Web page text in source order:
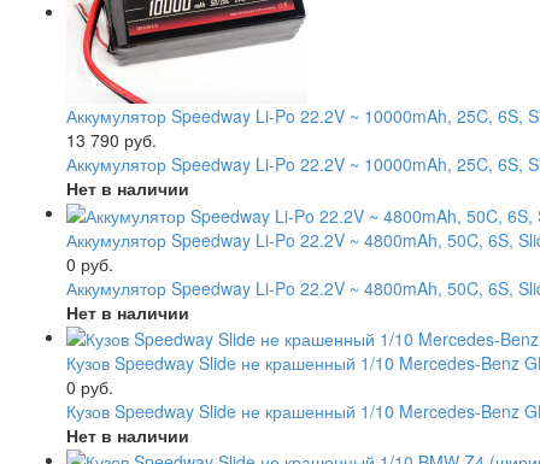
Аккумулятор Speedway Li-Po 22.2V ~ 10000mAh, 25C, 6S,
13 790 руб.
Аккумулятор Speedway Li-Po 22.2V ~ 10000mAh, 25C, 6S,
Нет в наличии
Аккумулятор Speedway Li-Po 22.2V ~ 4800mAh, 50C, 6S,
0 руб.
Аккумулятор Speedway Li-Po 22.2V ~ 4800mAh, 50C, 6S,
Нет в наличии
Кузов Speedway Slide не крашенный 1/10 Mercedes-Benz
0 руб.
Кузов Speedway Slide не крашенный 1/10 Mercedes-Benz
Нет в наличии